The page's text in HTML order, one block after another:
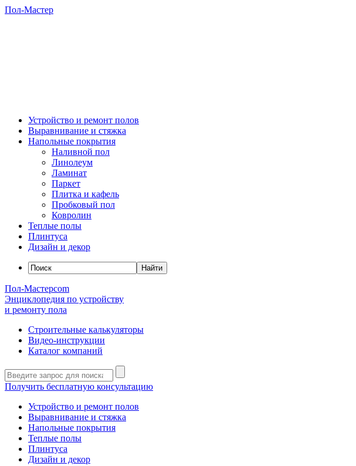
Пол-Мастер
Устройство и ремонт полов
Выравнивание и стяжка
Напольные покрытия
Наливной пол
Линолеум
Ламинат
Паркет
Плитка и кафель
Пробковый пол
Ковролин
Теплые полы
Плинтуса
Дизайн и декор
Пол-Мастерcom
Энциклопедия по устройству
и ремонту пола
Строительные калькуляторы
Видео-инструкции
Каталог компаний
Получить бесплатную консультацию
Устройство и ремонт полов
Выравнивание и стяжка
Напольные покрытия
Теплые полы
Плинтуса
Дизайн и декор